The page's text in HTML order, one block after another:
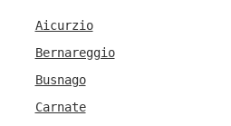
Aicurzio
Bernareggio
Busnago
Carnate